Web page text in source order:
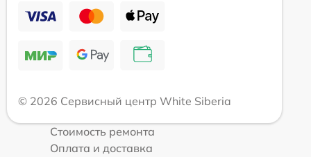
© 2026 Сервисный центр White Siberia
Стоимость ремонта
Оплата и доставка